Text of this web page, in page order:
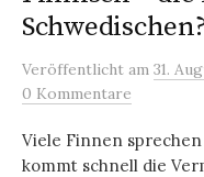
Schwedischen?
Veröffentlicht am 31.
0 Kommentare
Viele Finnen
kommt schnell die